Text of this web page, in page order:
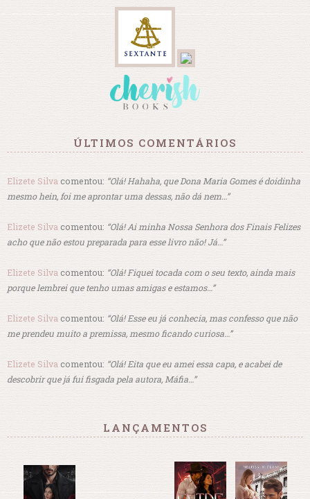
ÚLTIMOS COMENTÁRIOS
Elizete Silva comentou: “Olá! Hahaha, que Dona Maria Gomes é doidinha
mesmo hein, foi me aprontar uma dessas, não dá nem…”
Elizete Silva comentou: “Olá! Ai minha Nossa Senhora dos Finais Felizes
acho que não estou preparada para esse livro não! Já…”
Elizete Silva comentou: “Olá! Fiquei tocada com o seu texto, ainda mais
porque lembrei que tenho umas amigas e estamos…”
Elizete Silva comentou: “Olá! Esse eu já conhecia, mas confesso que não
me prendeu muito a premissa, mesmo ficando curiosa…”
Elizete Silva comentou: “Olá! Eita que eu amei essa capa, e acabei de
descobrir que já fui fisgada pela autora, Máfia…”
LANÇAMENTOS